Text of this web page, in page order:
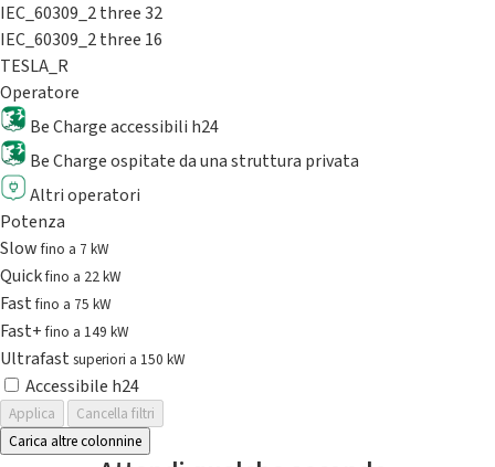
IEC_60309_2 three 32
IEC_60309_2 three 16
TESLA_R
Operatore
Be Charge accessibili h24
Be Charge ospitate da una struttura privata
Altri operatori
Potenza
Slowfino a 7 kW
Quickfino a 22 kW
Fastfino a 75 kW
Fast+fino a 149 kW
Ultrafast superiori a 150 kW
Accessibile h24
Applica
Cancella filtri
Carica altre colonnine